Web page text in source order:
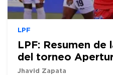
LPF
LPF: Resumen de
del torneo
Jhavid Zapata